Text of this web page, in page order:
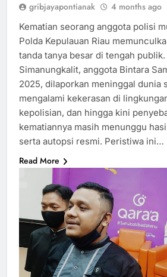
gribjayapontianak 4 months ago
Kematian seorang anggota polisi
Polda Kepulauan Riau
tanda tanya besar di tengah
Simanungkalit, anggota Bintara
2025, dilaporkan meninggal dunia
mengalami kekerasan di
kepolisian, dan hingga kini
kematiannya masih menunggu
serta autopsi resmi. Peristiwa ini…
Read More